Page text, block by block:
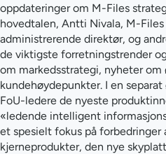
oppdateringer om M-Files
hovedtalen, Antti Nivala, M-
administrerende direktør, og
de viktigste forretningstrender
om markedsstrategi, nyheter
kundehøydepunkter. I en
FoU-ledere de nyeste
«ledende intelligent
et spesielt fokus på forbedringer
kjerneprodukter, den nye